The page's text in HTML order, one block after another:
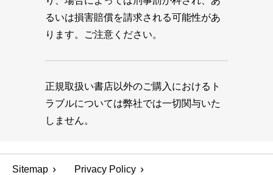
るいは損害賠償を請求される可能性があ
ります。ご注意ください。
正規取扱い書店以外のご購入におけるト
ラブルについては弊社では一切関与いた
しません。
Sitemap Privacy Policy